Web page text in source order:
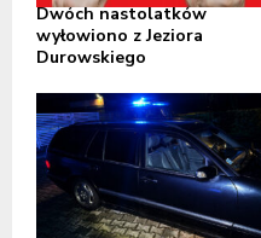
Dwóch nastolatków
wyłowiono z Jeziora
Durowskiego